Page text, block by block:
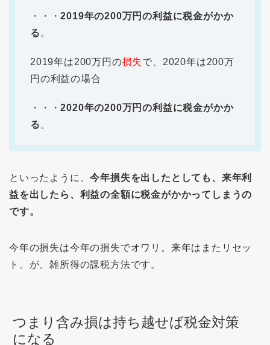
・・・2019年の200万円の利益に税金がかか
る 。
2019年は200万円の損失で、2020年は200万
円の利益の場合
・・・2020年の200万円の利益に税金がかか
る 。
といったように、今年損失を出したとしても、来年利
益を出したら、利益の全額に税金がかかってしまうの
です。
今年の損失は今年の損失でオワリ。来年はまたリセッ
ト。が、雑所得の課税方法です。
つまり含み損は持ち越せば税金対策
になる